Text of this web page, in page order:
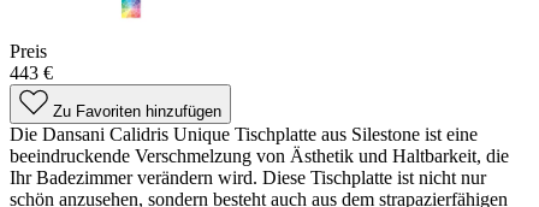
Preis
443 €
Zu Favoriten hinzufügen
Die Dansani Calidris Unique Tischplatte aus Silestone ist eine
beeindruckende Verschmelzung von Ästhetik und Haltbarkeit, die
Ihr Badezimmer verändern wird. Diese Tischplatte ist nicht nur
schön anzusehen, sondern besteht auch aus dem strapazierfähigen